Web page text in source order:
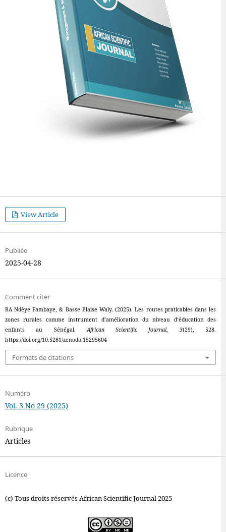
View Article
Publiée
2025-04-28
Comment citer
BA Ndèye Fambaye, & Basse Blaise Waly. (2025). Les routes praticables dans les
zones rurales comme instrument d’amélioration du niveau d’éducation des
enfants au Sénégal. African Scientific Journal 3(29), 528.
https://doi.org/10.5281/zenodo.15295604
Formats de citations
Numéro
Vol. 3 No 29 (2025)
Rubrique
Articles
Licence
(c) Tous droits réservés African Scientific Journal 2025